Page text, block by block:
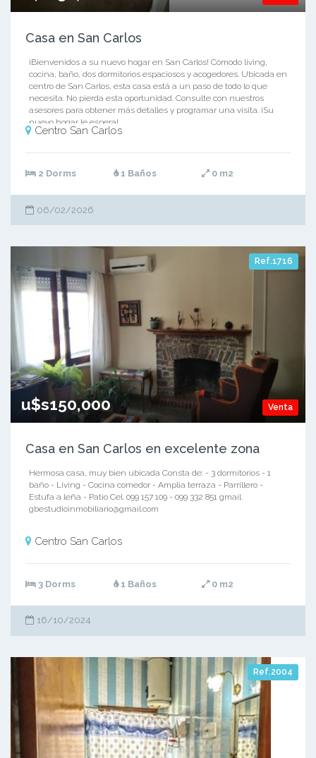
Casa en San Carlos
¡Bienvenidos a su nuevo hogar en San Carlos! Cómodo living,
cocina, baño, dos dormitorios espaciosos y acogedores. Ubicada en
centro de San Carlos, esta casa está a un paso de todo lo que
necesita. No pierda esta oportunidad. Consulte con nuestros
asesores para obtener más detalles y programar una visita. ¡Su
nuevo hogar le espera!
Centro San Carlos
2 Dorms 1 Baños 0 m2
06/02/2026
Ref.1716
Venta
u$s150,000
Casa en San Carlos en excelente zona
Hermosa casa, muy bien ubicada Consta de: - 3 dormitorios - 1
baño - Living - Cocina comedor - Amplia terraza - Parrillero -
Estufa a leña - Patio Cel. 099 157 109 - 099 332 851 gmail.
gbestudioinmobiliario@gmail.com
Centro San Carlos
3 Dorms 1 Baños 0 m2
16/10/2024
Ref.2004